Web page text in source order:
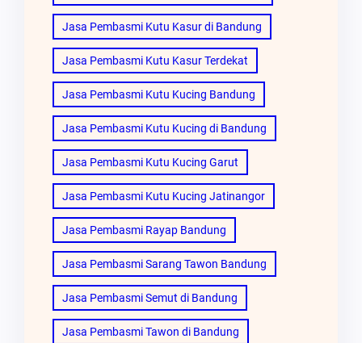
Jasa Pembasmi Kutu Kasur di Bandung
Jasa Pembasmi Kutu Kasur Terdekat
Jasa Pembasmi Kutu Kucing Bandung
Jasa Pembasmi Kutu Kucing di Bandung
Jasa Pembasmi Kutu Kucing Garut
Jasa Pembasmi Kutu Kucing Jatinangor
Jasa Pembasmi Rayap Bandung
Jasa Pembasmi Sarang Tawon Bandung
Jasa Pembasmi Semut di Bandung
Jasa Pembasmi Tawon di Bandung